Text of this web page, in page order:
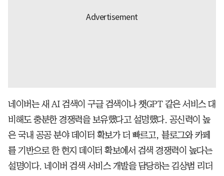
네이버는 새 AI 검색이 구글 검색이나 챗GPT 같은 서비스 대
비해도 충분한 경쟁력을 보유했다고 설명했다. 공신력이 높
은 국내 공공 분야 데이터 확보가 더 빠르고, 블로그와 카페
를 기반으로 한 현지 데이터 확보에서 검색 경쟁력이 높다는
설명이다. 네이버 검색 서비스 개발을 담당하는 김상범 리더